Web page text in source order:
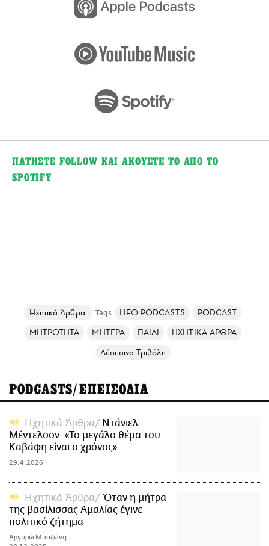
ΠΑΤΗΣΤΕ FOLLOW ΚΑΙ ΑΚΟΥΣΤΕ ΤΟ ΑΠΟ ΤΟ
SPOTIFY
Ηχητικά Άρθρα LIFO PODCASTS
PODCAST
ΜΗΤΡΟΤΗΤΑ
ΜΗΤΕΡΑ ΠΑΙΔΙ
ΗΧΗΤΙΚΑ ΑΡΘΡΑ
Δέσποινα Τριβόλη
PODCASTS/ΕΠΕΙΣΟΔΙΑ
Ηχητικά Άρθρα
Ντάνιελ
Μέντελσον: «Το μεγάλο θέμα του
Καβάφη είναι ο χρόνος»
29.4.2026
Ηχητικά Άρθρα
Όταν η μήτρα
της βασίλισσας Αμαλίας έγινε
πολιτικό ζήτημα
Αργυρώ Μποζώνη